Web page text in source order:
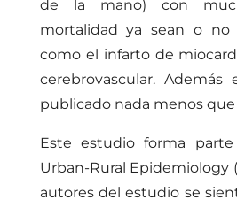
de la mano) con
mortalidad ya sean o no
como el infarto de
cerebrovascular.
publicado nada menos que
Este estudio forma
Urban-Rural Epidemiology
autores del estudio se